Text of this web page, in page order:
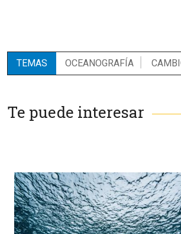
TEMAS OCEANOGRAFÍA
Te puede interesar